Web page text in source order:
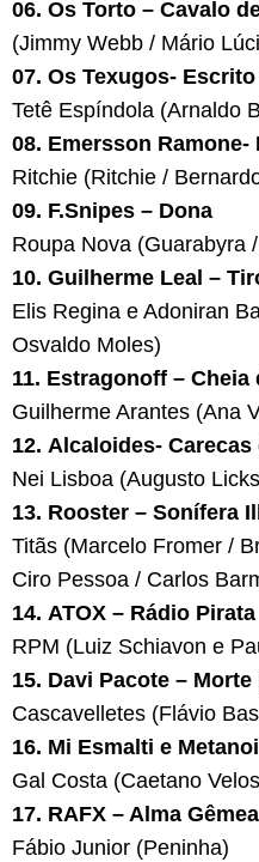
06. Os Torto – Cavalo
(Jimmy Webb / Mário
07. Os Texugos-
Tetê Espíndola (Arnaldo
08. Emersson Ramone-
Ritchie (Ritchie /
09. F.Snipes – Dona
Roupa Nova (Guarabyra
10. Guilherme Leal –
Elis Regina e Adoniran
Osvaldo Moles)
11. Estragonoff – Cheia
Guilherme Arantes (Ana
12. Alcaloides- Carecas
Nei Lisboa (Augusto
13. Rooster – Sonífera
Titãs (Marcelo Fromer /
Ciro Pessoa / Carlos
14. ATOX – Rádio Pirata
RPM (Luiz Schiavon e
15. Davi Pacote – Morte
Cascavelletes (Flávio
16. Mi Esmalti e
Gal Costa (Caetano
17. RAFX – Alma Gêmea
Fábio Junior (Peninha)